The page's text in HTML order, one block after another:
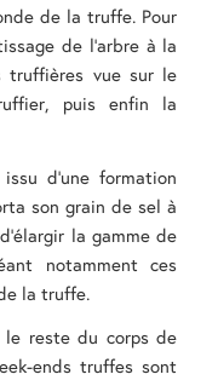
de la truffe. Pour
de l’arbre à la
truffières vue sur le
puis enfin la
d’une formation
son grain de sel à
la gamme de
notamment ces
la truffe.
le reste du corps de
ends truffes sont